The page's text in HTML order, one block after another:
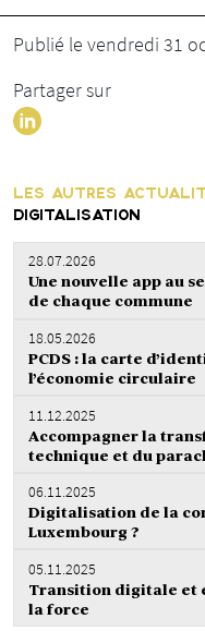
Publié le vendredi 31
Partager sur
LES AUTRES
DIGITALISATION
28.07.2026
Une nouvelle app au
de chaque commune
18.05.2026
PCDS : la carte
l’économie circulaire
11.12.2025
Accompagner la
technique et du
06.11.2025
Digitalisation de la
Luxembourg ?
05.11.2025
Transition digitale et
la force